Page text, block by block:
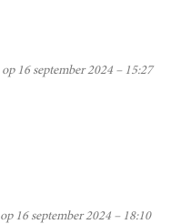
op 16 september 2024 – 15:27
op 16 september 2024 – 18:10